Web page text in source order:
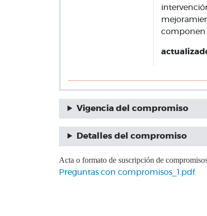
componen
Vigencia del compromiso
Detalles del compromiso
Acta o formato de suscripción de
Preguntas con compromisos_1.pdf